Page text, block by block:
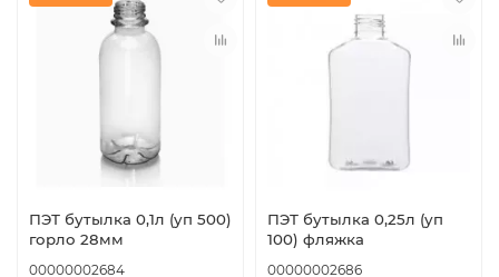
ПЭТ бутылка 0,1л (уп 500)
горло 28мм
00000002684
ПЭТ бутылка 0,25л (уп
100) фляжка
00000002686